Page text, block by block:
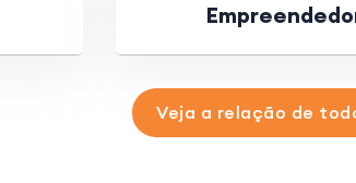
Veja a relação de